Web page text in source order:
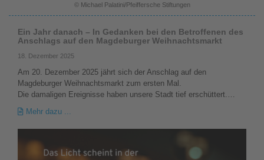
© Michael Palatini/Pfeiffersche Stiftungen
Ein Jahr danach – In Gedanken bei den Betroffenen des
Anschlags auf den Magdeburger Weihnachtsmarkt
18. Dezember 2025
Am 20. Dezember 2025 jährt sich der Anschlag auf den
Magdeburger Weihnachtsmarkt zum ersten Mal.
Die damaligen Ereignisse haben unsere Stadt tief erschüttert.…
Mehr dazu ...